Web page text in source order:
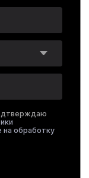
[03]